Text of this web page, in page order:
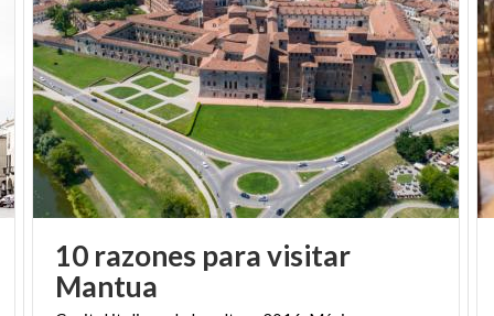
10 razones para visitar
Mantua